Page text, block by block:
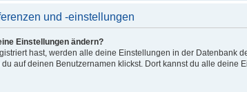
und -einstellungen
Einstellungen ändern?
hast, werden alle deine Einstellungen in der Datenbank
auf deinen Benutzernamen klickst. Dort kannst du alle deine